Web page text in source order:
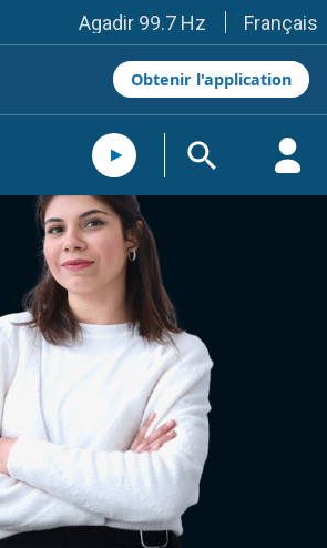
Agadir 99.7 Hz
Tanger 103.3 Hz
Tétouan 87.8 Hz
Fès 98.8 Hz
Meknès 97.2 Hz
El Jadida 97.3
Settat 104,6
Essaouira 96.6
Safi 92.3
Taza 103.0
Taounate 95.6
Tiznit 103.1
SkhourRhamna 92.2
Taroudant 104.9
Guelmim 91.9
Tan-Tan 95.2
Tafraout 104.9
Casablanca 92.5 Hz
Rabat, Salé 106.9 Hz
Marrakech 90.5 Hz
Agadir 99.7 Hz
Tanger 103.3 Hz
Français
Obtenir l'application